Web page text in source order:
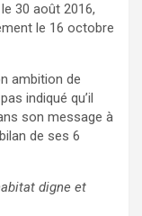
30 août 2016,
le 16 octobre
ambition de
indiqué qu’il
son message à
de ses 6
digne et